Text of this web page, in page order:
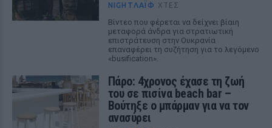
NIGHTΛΆΙΦ ΧΤΕΣ
Βίντεο που φέρεται να δείχνει βίαιη
μεταφορά άνδρα για στρατιωτική
επιστράτευση στην Ουκρανία
επαναφέρει τη συζήτηση για το λεγόμενο
«busification».
Πάρο: 4χρονος έχασε τη ζωή
του σε πισίνα beach bar –
Βούτηξε ο μπάρμαν για να τον
ανασύρει